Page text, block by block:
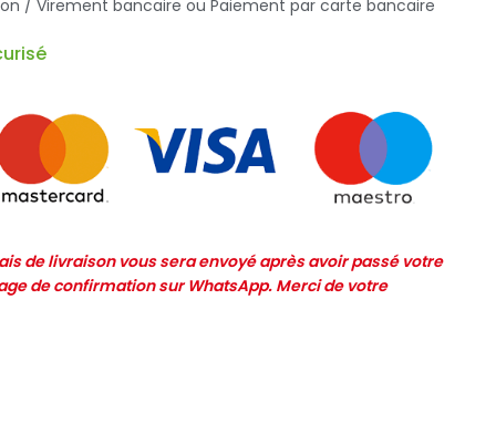
/ Virement bancaire ou Paiement par carte bancaire
de livraison vous sera envoyé après avoir passé votre
de confirmation sur WhatsApp. Merci de votre